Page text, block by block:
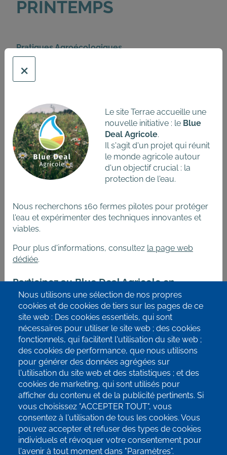
COMPTE
L'UTILISATEUR
PRINTEMPS
Pratiques Agroécologiques
info@terrae-agroecologie.be
Inscrivez-vous à notre newsletter!
SUIVEZ-NOUS SUR LES RÉSEAUX
SOCIAUX!
Nous utilisons une sélection de nos propres
cookies et de cookies de tiers sur les pages de ce
site web : Des cookies essentiels, qui sont
nécessaires pour utiliser le site web ; des cookies
fonctionnels, qui facilitent l'utilisation du site web ;
des cookies de performance, que nous utilisons
pour générer des données agrégées sur
l'utilisation du site web et des statistiques ; et des
cookies de marketing, qui sont utilisés pour
afficher du contenu et de la publicité pertinents. Si
vous choisissez "ACCEPTER TOUT", vous
consentez à l'utilisation de tous les cookies. Vous
pouvez accepter et refuser des types de cookies
individuels et révoquer votre consentement pour
l'avenir à tout moment dans "Paramètres".
×
Le site Terrae accueille une
nouvelle initiative : le Blue
Deal Agricole.
Il s'agit d'un projet qui réunit
le monde agricole autour
d'un objectif crucial : la
protection de l'eau.
Nous recherchons 160 fermes pilotes pour protéger
l'eau et expérimenter des techniques innovantes et
viables.
Pour plus d'informations, consultez la page web
dédiée.
Participez au Blue Deal Agricole en
remplissantce formulaire.